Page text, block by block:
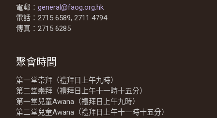
電郵： general@faog.org.hk
電話：2715 6589, 2711 4794
傳真：2715 6285
聚會時間
第一堂崇拜（禮拜日上午九時）
第二堂崇拜（禮拜日上午十一時十五分）
第一堂兒童Awana（禮拜日上午九時）
第二堂兒童Awana（禮拜日上午十一時十五分）